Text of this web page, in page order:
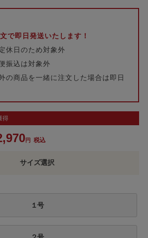
で即日発送いたします！
休日のため対象外
振込は対象外
の商品を一緒に注文した場合は即日
得
税込
１号